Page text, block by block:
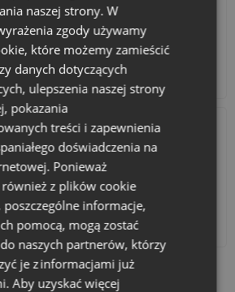
Torby bawełniane
Zestawy
naszej strony. W
zgody używamy
które możemy zamieścić
danych dotyczących
ulepszenia naszej strony
pokazania
treści i zapewnienia
doświadczenia na
Ponieważ
z plików cookie
informacje,
pomocą, mogą zostać
naszych partnerów, którzy
je z informacjami już
Aby uzyskać więcej